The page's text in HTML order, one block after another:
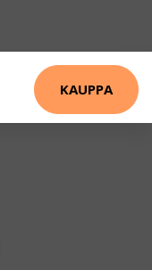
KAUPPA